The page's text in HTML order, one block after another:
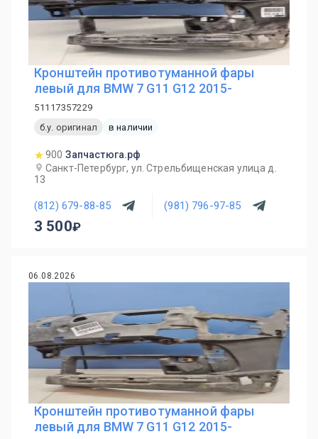
Кронштейн противотуманной фары
левый для BMW 7 G11 G12 2015-
51117357229
б.у. оригинал
в наличии
900 Запчастюга.рф
Санкт-Петербург, ул. Стрельбищенская улица д.
13
(812) 679-88-85 (981) 796-97-85
3 500
06.08.2026
Кронштейн противотуманной фары
левый для BMW 7 G11 G12 2015-